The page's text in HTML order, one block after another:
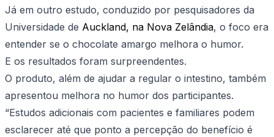
Já em outro estudo, conduzido por pesquisadores da
Universidade de Auckland, na Nova Zelândia, o foco era
entender se o chocolate amargo melhora o humor.
E os resultados foram surpreendentes.
O produto, além de ajudar a regular o intestino, também
apresentou melhora no humor dos participantes.
“Estudos adicionais com pacientes e familiares podem
esclarecer até que ponto a percepção do benefício é